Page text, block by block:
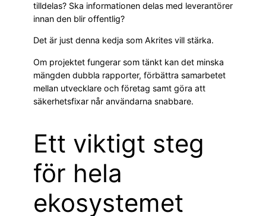
tilldelas? Ska informationen delas med leverantörer
innan den blir offentlig?
Det är just denna kedja som Akrites vill stärka.
Om projektet fungerar som tänkt kan det minska
mängden dubbla rapporter, förbättra samarbetet
mellan utvecklare och företag samt göra att
säkerhetsfixar når användarna snabbare.
Ett viktigt steg
för hela
ekosystemet